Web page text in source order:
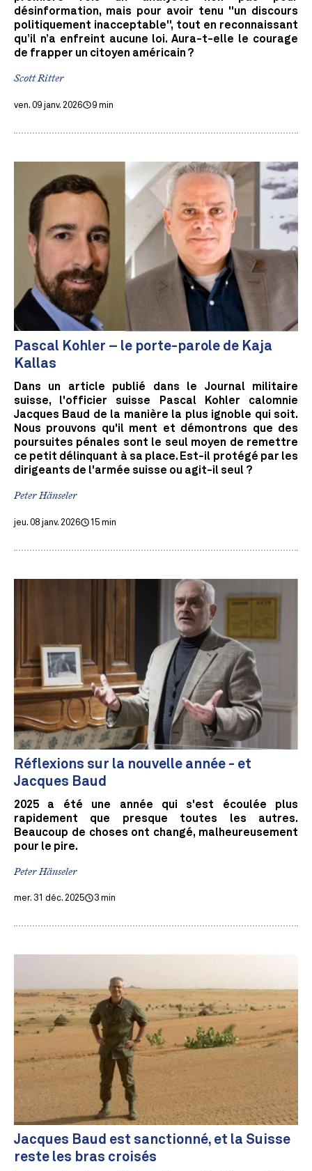
désinformation, mais pour avoir tenu "un discours
politiquement inacceptable", tout en reconnaissant
qu’il n’a enfreint aucune loi. Aura-t-elle le courage
de frapper un citoyen américain ?
Scott Ritter
ven. 09 janv. 2026 9 min
Pascal Kohler – le porte-parole de Kaja
Kallas
Dans un article publié dans le Journal militaire
suisse, l'officier suisse Pascal Kohler calomnie
Jacques Baud de la manière la plus ignoble qui soit.
Nous prouvons qu'il ment et démontrons que des
poursuites pénales sont le seul moyen de remettre
ce petit délinquant à sa place. Est-il protégé par les
dirigeants de l'armée suisse ou agit-il seul ?
Peter Hänseler
jeu. 08 janv. 2026 15 min
Réflexions sur la nouvelle année - et
Jacques Baud
2025 a été une année qui s'est écoulée plus
rapidement que presque toutes les autres.
Beaucoup de choses ont changé, malheureusement
pour le pire.
Peter Hänseler
mer. 31 déc. 2025 3 min
Jacques Baud est sanctionné, et la Suisse
reste les bras croisés